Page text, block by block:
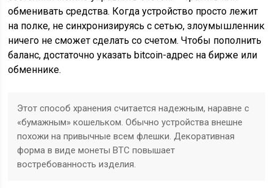
обменивать средства. Когда устройство просто лежит
на полке, не синхронизируясь с сетью, злоумышленник
ничего не сможет сделать со счетом. Чтобы пополнить
баланс, достаточно указать bitcoin-адрес на бирже или
обменнике.
Этот способ хранения считается надежным, наравне с
«бумажным» кошельком. Обычно устройства внешне
похожи на привычные всем флешки. Декоративная
форма в виде монеты BTC повышает
востребованность изделия.